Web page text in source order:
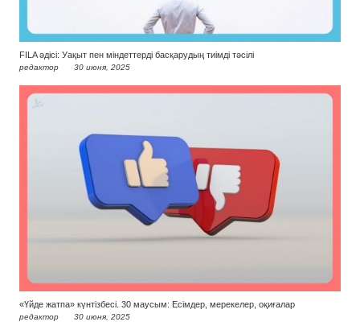
FILA әдісі: Уақыт пен міндеттерді басқарудың тиімді тәсілі
редактор 30 июня, 2025
«Үйде жатпа» күнтізбесі. 30 маусым: Есімдер, мерекелер, оқиғалар
редактор 30 июня, 2025